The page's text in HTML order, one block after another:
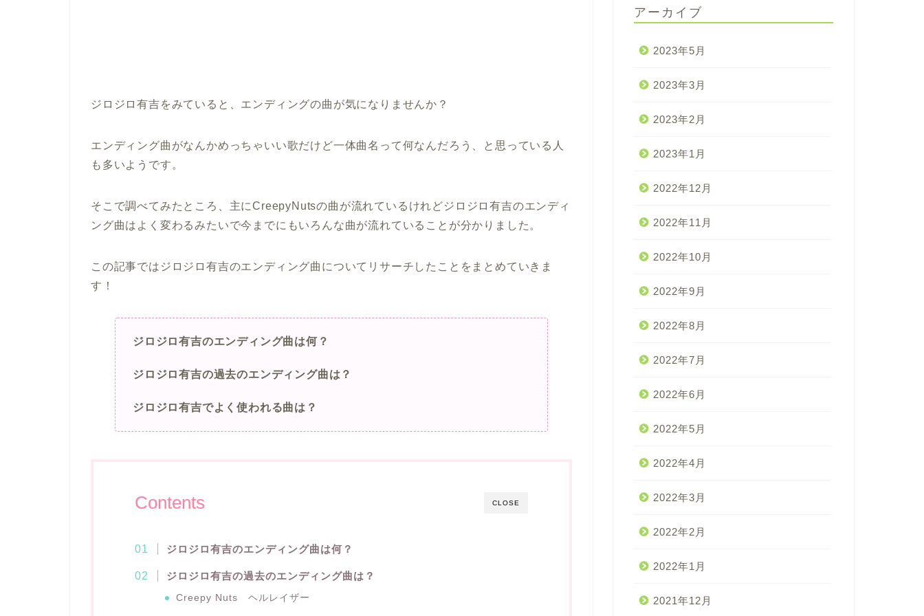
ジロジロ有吉をみていると、エンディングの曲が気になりませんか？
エンディング曲がなんかめっちゃいい歌だけど一体曲名って何なんだろう、と思っている人
も多いようです。
そこで調べてみたところ、主にCreepyNutsの曲が流れているけれどジロジロ有吉のエンディ
ング曲はよく変わるみたいで今までにもいろんな曲が流れていることが分かりました。
この記事ではジロジロ有吉のエンディング曲についてリサーチしたことをまとめていきま
す！
ジロジロ有吉のエンディング曲は何？
ジロジロ有吉の過去のエンディング曲は？
ジロジロ有吉でよく使われる曲は？
CLOSE
Contents
ジロジロ有吉のエンディング曲は何？
ジロジロ有吉の過去のエンディング曲は？
Creepy Nuts ヘルレイザー
アーカイブ
2023年5月
2023年3月
2023年2月
2023年1月
2022年12月
2022年11月
2022年10月
2022年9月
2022年8月
2022年7月
2022年6月
2022年5月
2022年4月
2022年3月
2022年2月
2022年1月
2021年12月